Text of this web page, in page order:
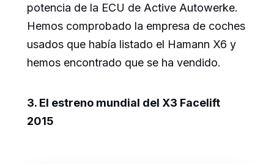
potencia de la ECU de Active Autowerke.
Hemos comprobado la empresa de coches
usados que había listado el Hamann X6 y
hemos encontrado que se ha vendido.
3. El estreno mundial del X3 Facelift
2015